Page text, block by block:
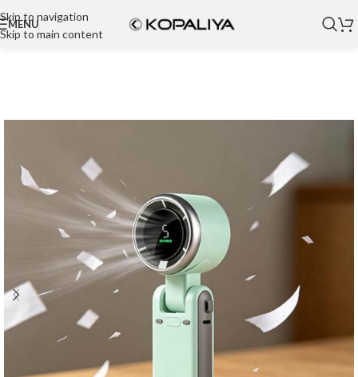
Skip to navigation
Skip to main content
MENU